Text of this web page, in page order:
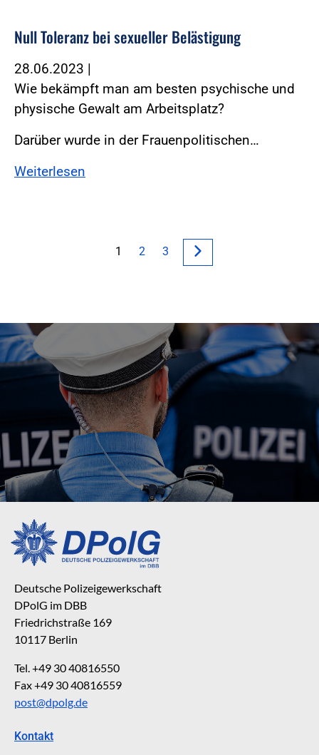
Null Toleranz bei sexueller Belästigung
28.06.2023 |
Wie bekämpft man am besten psychische und
physische Gewalt am Arbeitsplatz?
Darüber wurde in der Frauenpolitischen…
Weiterlesen
1 2 3
Deutsche Polizeigewerkschaft
DPolG im DBB
Friedrichstraße 169
10117 Berlin
Tel. +49 30 40816550
Fax +49 30 40816559
post@dpolg.de
Kontakt